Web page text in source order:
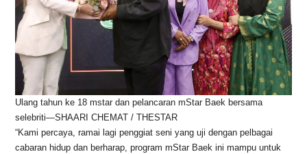
Ulang tahun ke 18 mstar dan pelancaran mStar Baek bersama
selebriti—SHAARI CHEMAT / THESTAR
“Kami percaya, ramai lagi penggiat seni yang uji dengan pelbagai
cabaran hidup dan berharap, program mStar Baek ini mampu untuk